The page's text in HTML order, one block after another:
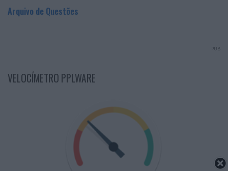
Arquivo de Questões
PUB
VELOCÍMETRO PPLWARE